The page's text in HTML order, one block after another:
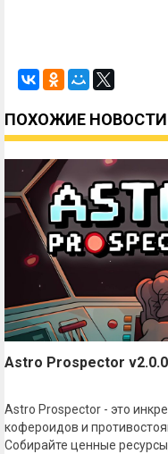
ПОХОЖИЕ НОВОСТИ
Astro Prospector
Astro Prospector - это
кофероидов и
Собирайте ценные